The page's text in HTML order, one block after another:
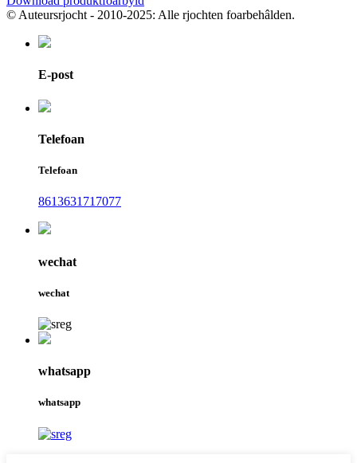
© Auteursrjocht - 2010-2025: Alle rjochten foarbehâlden.
E-post
Telefoan
Telefoan
8613631717077
wechat
wechat
whatsapp
whatsapp